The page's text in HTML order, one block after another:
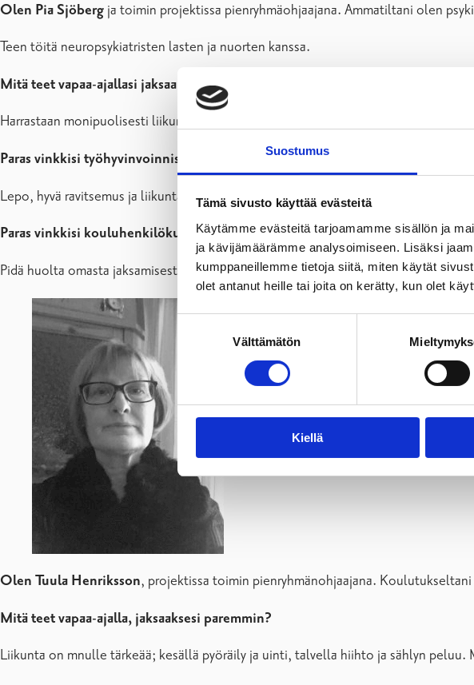
Suostumus
Tämä sivusto käyttää evästeitä
Käytämme evästeitä tarjoamamme sisällön ja
ja kävijämäärämme analysoimiseen. Lisäksi
kumppaneillemme tietoja siitä, miten käytät
olet antanut heille tai joita on kerätty, kun olet
Välttämätön
Kiellä
Olen Pia Sjöberg ja toimin projektissa pienryhmäohjaajana. Ammatiltani olen
Teen töitä neuropsykiatristen lasten ja nuorten kanssa.
Mitä teet vapaa-ajallasi jaksaaksesi paremmin?
Harrastaan monipuolisesti liikuntaa, ulkoilua koiran kanssa ja mökkeilyä. Vietän
Paras vinkkisi työhyvinvoinnista?
Lepo, hyvä ravitsemus ja liikunta . Kahvitauot kollegoiden kanssa.
Paras vinkkisi kouluhenkilökunnalle?
Pidä huolta omasta jaksamisestasi. Anna aikaa luottamuksellisen suhteen
Olen Tuula Henriksson, projektissa toimin pienryhmänohjaajana.
Mitä teet vapaa-ajalla, jaksaaksesi paremmin?
Liikunta on mnulle tärkeää; kesällä pyöräily ja uinti, talvella hiihto ja sählyn peluu.